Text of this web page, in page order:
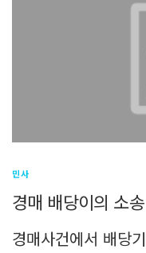
민사
경매 배당이의 소
경매사건에서 배당